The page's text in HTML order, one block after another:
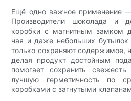
Ещё одно важное применение —
Производители шоколада и
коробки с магнитным замком
чая и даже небольших бутылок
только сохраняют содержимое,
делая продукт достойным
помогает сохранить свежесть
лучшую герметичность по
коробками с загнутыми